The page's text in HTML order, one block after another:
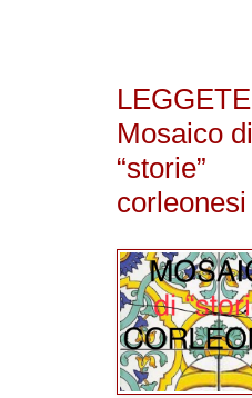
LEGGETE
Mosaico di
“storie”
corleonesi